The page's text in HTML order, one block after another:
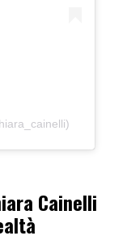
Cainelli